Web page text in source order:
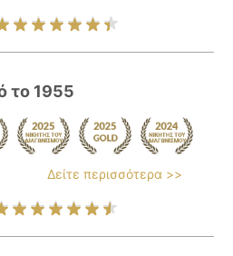
το 1955
Δείτε περισσότερα >>